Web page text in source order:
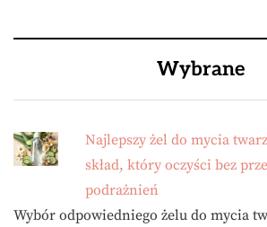
Wybrane
Najlepszy żel do mycia
skład, który oczyści bez
podrażnień
Wybór odpowiedniego żelu do mycia